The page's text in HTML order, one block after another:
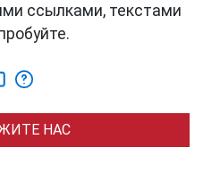
ссылками, текстами
НАС